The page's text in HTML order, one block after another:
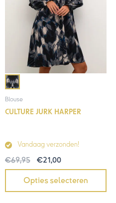
Blouse
CULTURE JURK HARPER
Vandaag verzonden!
€69,95 €21,00
Opties selecteren